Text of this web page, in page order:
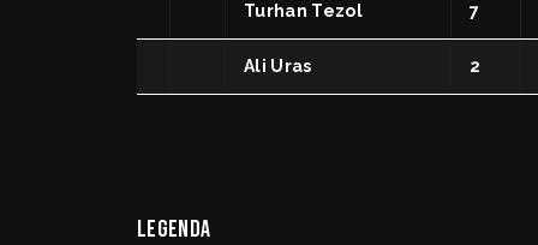
Turhan Tezol 7
Ali Uras 2
Legenda